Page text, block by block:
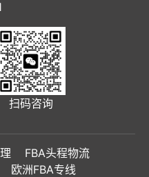
扫码咨询
FBA头程物流
欧洲FBA专线